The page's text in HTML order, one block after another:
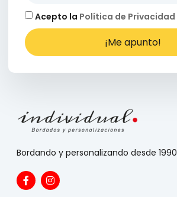
Acepto la Política de Privacidad
¡Me apunto!
Bordando y personalizando desde 1990